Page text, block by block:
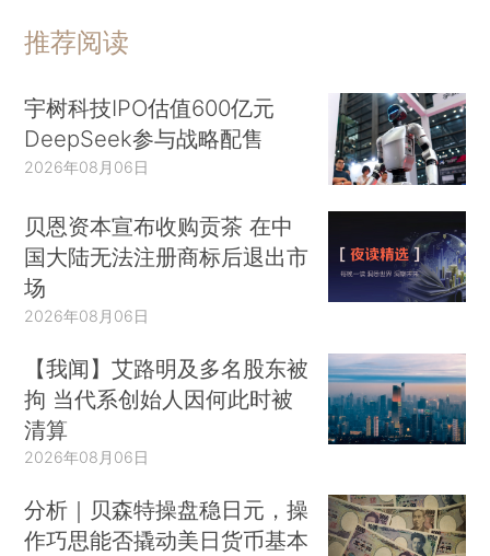
推荐阅读
宇树科技IPO估值600亿元
DeepSeek参与战略配售
2026年08月06日
贝恩资本宣布收购贡茶 在中
国大陆无法注册商标后退出市
场
2026年08月06日
【我闻】艾路明及多名股东被
拘 当代系创始人因何此时被
清算
2026年08月06日
分析｜贝森特操盘稳日元，操
作巧思能否撬动美日货币基本